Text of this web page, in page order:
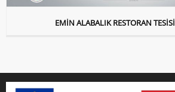
EMİN ALABALIK RESTORAN TESİSİ